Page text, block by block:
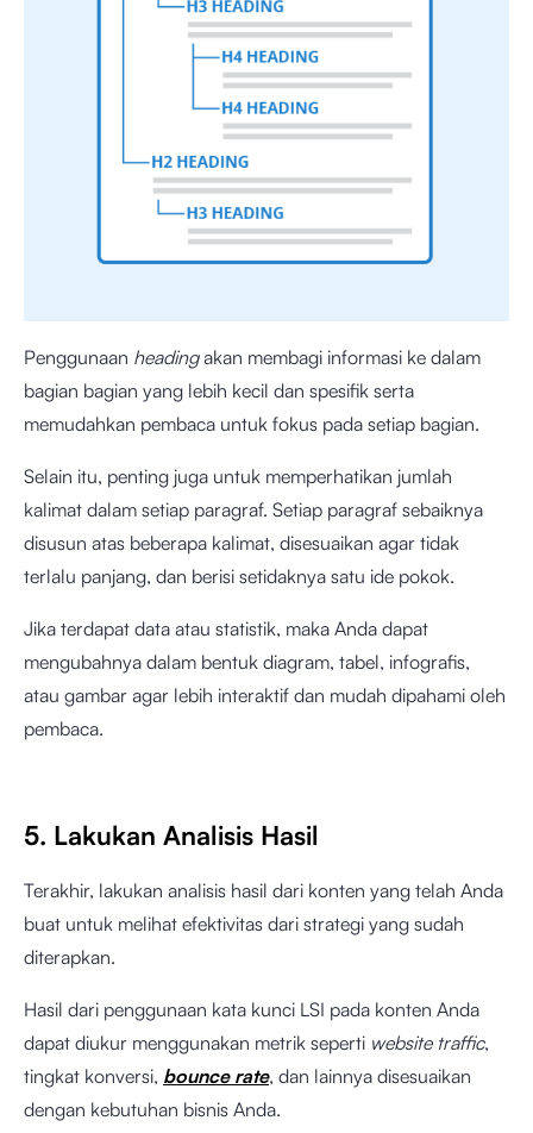
Penggunaan headingakan membagi informasi ke dalam
bagian bagian yang lebih kecil dan spesifik serta
memudahkan pembaca untuk fokus pada setiap bagian.
Selain itu, penting juga untuk memperhatikan jumlah
kalimat dalam setiap paragraf. Setiap paragraf sebaiknya
disusun atas beberapa kalimat, disesuaikan agar tidak
terlalu panjang, dan berisi setidaknya satu ide pokok.
Jika terdapat data atau statistik, maka Anda dapat
mengubahnya dalam bentuk diagram, tabel, infografis,
atau gambar agar lebih interaktif dan mudah dipahami oleh
pembaca.
5. Lakukan Analisis Hasil
Terakhir, lakukan analisis hasil dari konten yang telah Anda
buat untuk melihat efektivitas dari strategi yang sudah
diterapkan.
Hasil dari penggunaan kata kunci LSI pada konten Anda
dapat diukur menggunakan metrik seperti website traffic,
tingkat konversi, bounce rate, dan lainnya disesuaikan
dengan kebutuhan bisnis Anda.